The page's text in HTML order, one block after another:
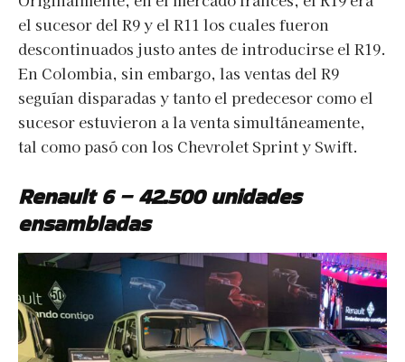
el sucesor del R9 y el R11 los cuales fueron
descontinuados justo antes de introducirse el R19.
En Colombia, sin embargo, las ventas del R9
seguían disparadas y tanto el predecesor como el
sucesor estuvieron a la venta simultáneamente,
tal como pasó con los Chevrolet Sprint y Swift.
Renault 6 – 42.500 unidades
ensambladas